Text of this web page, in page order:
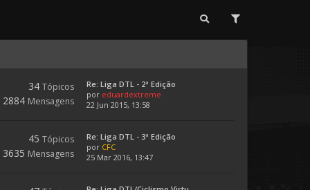
34 Tópicos
2884 Mensagens
Re: Liga DTL - 2ª Edição
por eduardextreme
22 Jun 2015, 13:58
45 Tópicos
3635 Mensagens
Re: Liga DTL - 3ª Edição
por CFC
25 Mar 2016, 13:47